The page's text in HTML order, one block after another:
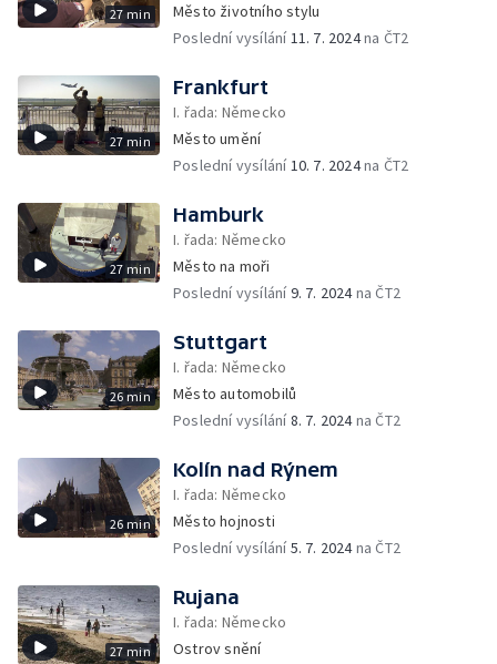
27 min
Město životního stylu
Poslední vysílání11. 7. 2024na ČT2
27 min
Frankfurt
I. řada: Německo
Město umění
Poslední vysílání10. 7. 2024na ČT2
27 min
Hamburk
I. řada: Německo
Město na moři
Poslední vysílání9. 7. 2024na ČT2
26 min
Stuttgart
I. řada: Německo
Město automobilů
Poslední vysílání8. 7. 2024na ČT2
26 min
Kolín nad Rýnem
I. řada: Německo
Město hojnosti
Poslední vysílání5. 7. 2024na ČT2
27 min
Rujana
I. řada: Německo
Ostrov snění